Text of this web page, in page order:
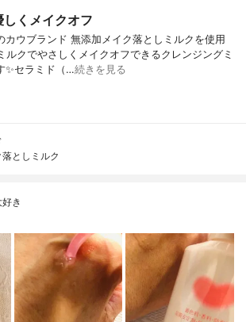
しくメイクオフ
カウブランド 無添加メイク落としミルクを使用
ルクでやさしくメイクオフできるクレンジングミ
✨セラミド（…続きを見る
としミルク
き